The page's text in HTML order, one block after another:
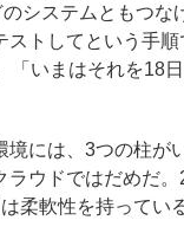
システムともつな
ストしてという手
「いまはそれを18日
には、3つの柱が
ラウドではだめだ
柔軟性を持ってい